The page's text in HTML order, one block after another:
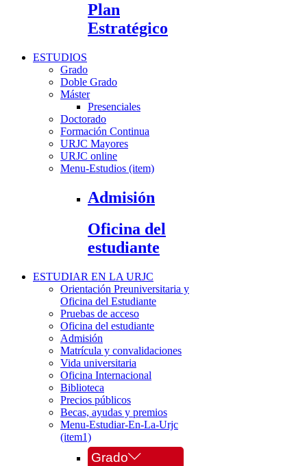
Plan
Estratégico
ESTUDIOS
Grado
Doble Grado
Máster
Presenciales
Doctorado
Formación Continua
URJC Mayores
URJC online
Menu-Estudios (item)
Admisión
Oficina del
estudiante
ESTUDIAR EN LA URJC
Orientación Preuniversitaria y
Oficina del Estudiante
Pruebas de acceso
Oficina del estudiante
Admisión
Matrícula y convalidaciones
Vida universitaria
Oficina Internacional
Biblioteca
Precios públicos
Becas, ayudas y premios
Menu-Estudiar-En-La-Urjc
(item1)
Grado